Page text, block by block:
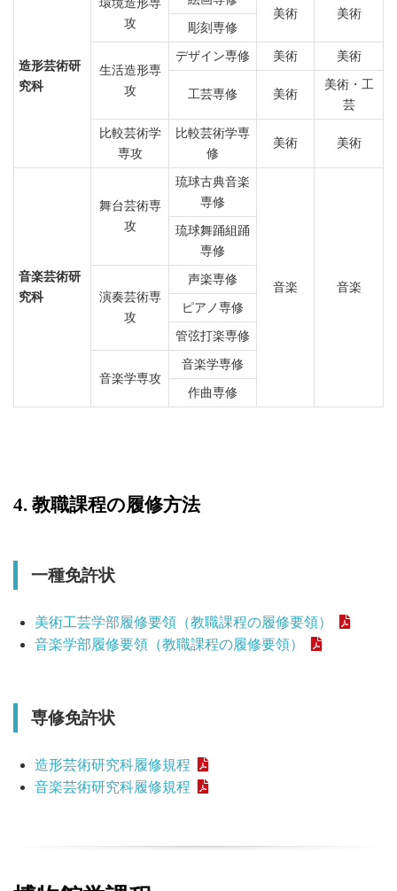
造形芸術研
究科
攻
美術
美術
彫刻専修
生活造形専
攻
デザイン専修 美術 美術
工芸専修 美術
美術・工
芸
比較芸術学
専攻
比較芸術学専
修
美術 美術
音楽芸術研
究科
舞台芸術専
攻
琉球古典音楽
専修
音楽 音楽
琉球舞踊組踊
専修
演奏芸術専
攻
声楽専修
ピアノ専修
管弦打楽専修
音楽学専攻
音楽学専修
作曲専修
4. 教職課程の履修方法
一種免許状
美術工芸学部履修要領（教職課程の履修要領）
音楽学部履修要領（教職課程の履修要領）
専修免許状
造形芸術研究科履修規程
音楽芸術研究科履修規程